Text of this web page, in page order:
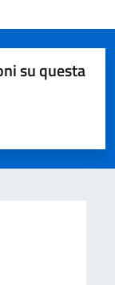
su questa